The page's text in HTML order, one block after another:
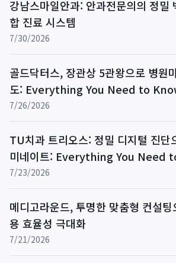
강남스마일안과: 안과전문의의 정밀
합 진료 시스템
7/30/2026
골드닥터스, 장관상 5관왕으로 병원
도: Everything You Need to
7/26/2026
TU치과 트리오스: 정밀 디지털 진단
미네이트: Everything You Need
7/23/2026
메디고라운드, 투명한 맞춤형 컨설
용 효율성 극대화
7/21/2026